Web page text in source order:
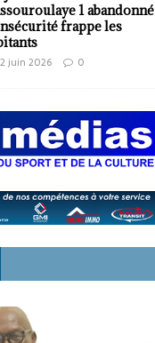
1 abandonné
frappe les
juin 2026 0